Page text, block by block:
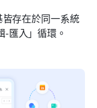
存在於同一系統
匯入」循環。